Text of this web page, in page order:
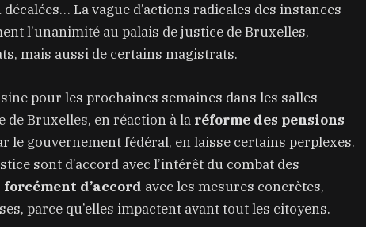
La vague d’actions radicales des instances
l’unanimité au palais de justice de Bruxelles,
mais aussi de certains magistrats.
pour les prochaines semaines dans les salles
de Bruxelles, en réaction à la réforme des pensions
le gouvernement fédéral, en laisse certains perplexes.
sont d’accord avec l’intérêt du combat des
forcément d’accord avec les mesures concrètes,
parce qu’elles impactent avant tout les citoyens.